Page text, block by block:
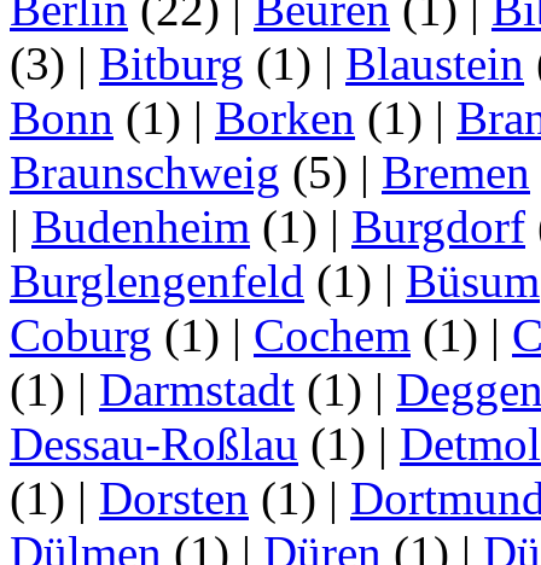
(3) | Bitburg (1) | Blaustein
Bonn (1) | Borken (1) |
Braunschweig (5) | Bremen
| Budenheim (1) | Burgdorf
Burglengenfeld (1) | Büsum
Coburg (1) | Cochem (1) |
(1) | Darmstadt (1) |
Dessau-Roßlau (1) |
(1) | Dorsten (1) |
Dülmen (1) | Düren (1) |